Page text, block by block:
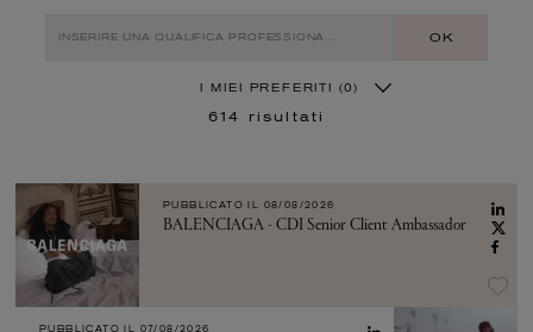
OK
I MIEI PREFERITI (0)
614 risultati
PUBBLICATO IL 08/08/2026
BALENCIAGA - CDI Senior Client Ambassador
PUBBLICATO IL 07/08/2026